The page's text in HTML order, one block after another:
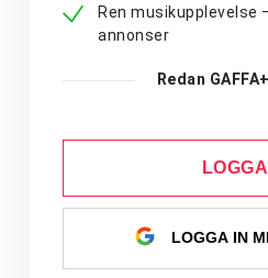
Ren musikupplevelse
annonser
Redan
LOGGA IN